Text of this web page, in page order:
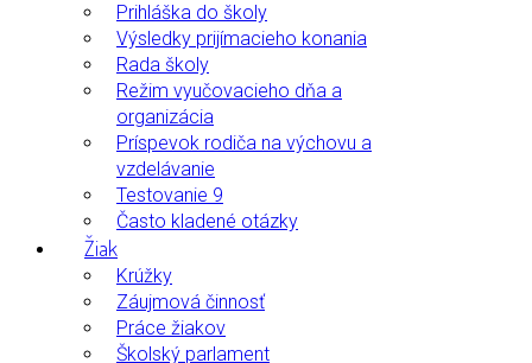
Prihláška do školy
Výsledky prijímacieho konania
Rada školy
Režim vyučovacieho dňa a
organizácia
Príspevok rodiča na výchovu a
vzdelávanie
Testovanie 9
Často kladené otázky
Žiak
Krúžky
Záujmová činnosť
Práce žiakov
Školský parlament